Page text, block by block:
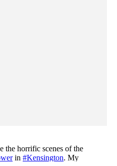
X post embed